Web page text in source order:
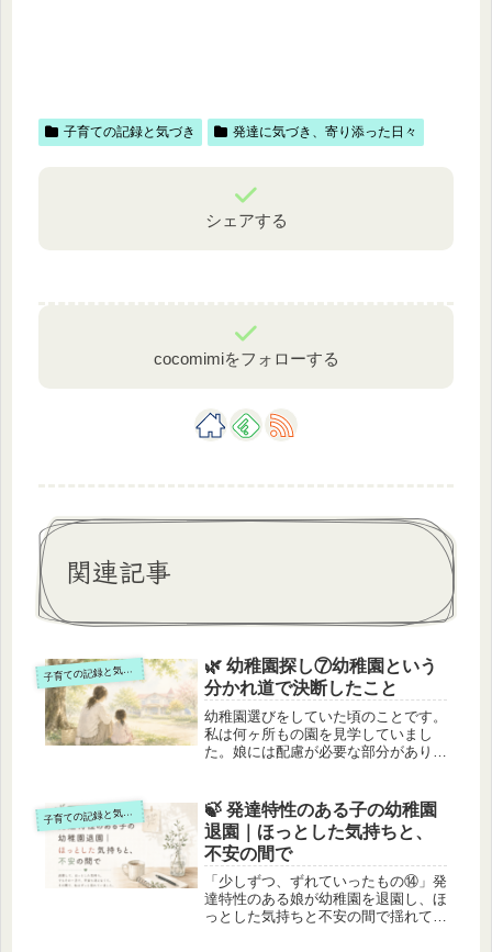
子育ての記録と気づき 発達に気づき、寄り添った日々
シェアする
cocomimiをフォローする
関連記事
子
育ての記録と気づき
🌿 幼稚園探し⑦幼稚園という
分かれ道で決断したこと
幼稚園選びをしていた頃のことです。
私は何ヶ所もの園を見学していまし
た。娘には配慮が必要な部分がありま
ることもありました。そんな中で、最
終的に悩んだ幼稚園が二つありまし
た。ひ...
子
育ての記録と気づき
🍃 発達特性のある子の幼稚園
退園｜ほっとした気持ちと、
不安の間で
「少しずつ、ずれていったもの⑭」発
達特性のある娘が幼稚園を退園し、ほ
っとした気持ちと不安の間で揺れてい